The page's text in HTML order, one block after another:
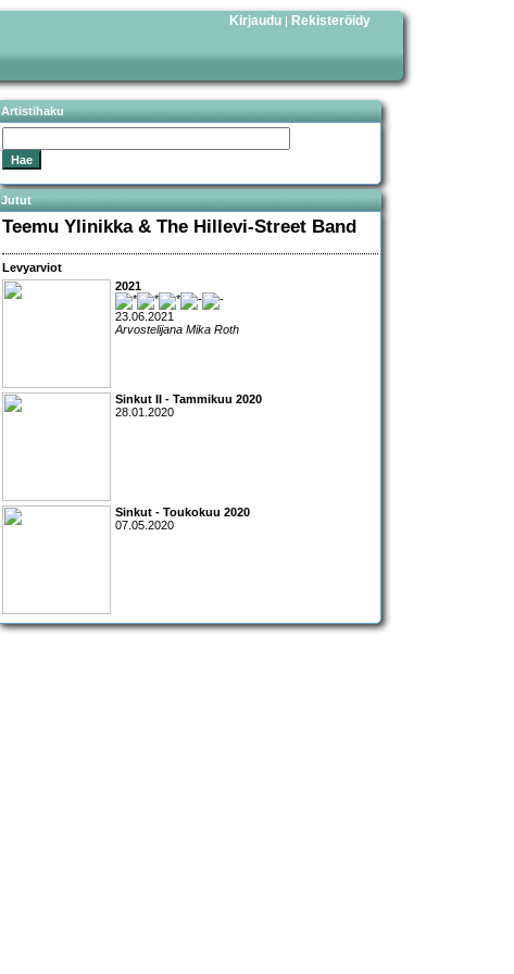
Kirjaudu | Rekisteröidy
Artistihaku
Jutut
Teemu Ylinikka & The Hillevi-Street Band
Levyarviot
2021
23.06.2021
Arvostelijana Mika Roth
Sinkut II - Tammikuu 2020
28.01.2020
Sinkut - Toukokuu 2020
07.05.2020